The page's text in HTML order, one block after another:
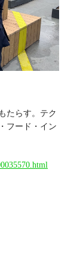
たらす。テク
フード・イン